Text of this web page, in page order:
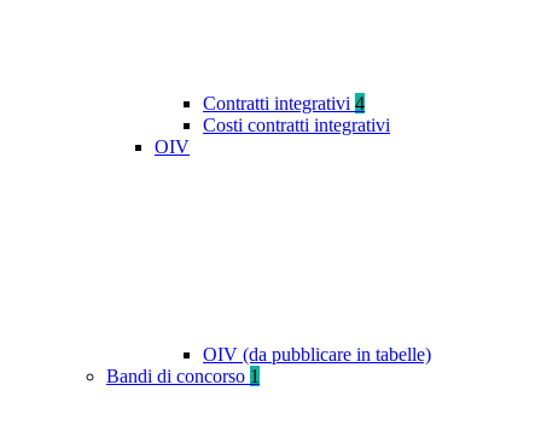
Contratti integrativi 4
Costi contratti integrativi
OIV
OIV (da pubblicare in tabelle)
Bandi di concorso 1